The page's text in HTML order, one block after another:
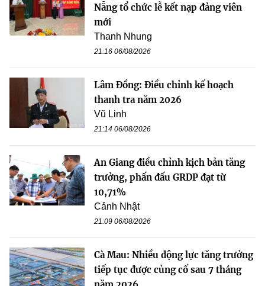
Nẵng tổ chức lễ kết nạp đảng viên
mới
Thanh Nhung
21:16 06/08/2026
Lâm Đồng: Điều chỉnh kế hoạch
thanh tra năm 2026
Vũ Linh
21:14 06/08/2026
An Giang điều chỉnh kịch bản tăng
trưởng, phấn đấu GRDP đạt từ
10,71%
Cảnh Nhật
21:09 06/08/2026
Cà Mau: Nhiều động lực tăng trưởng
tiếp tục được củng cố sau 7 tháng